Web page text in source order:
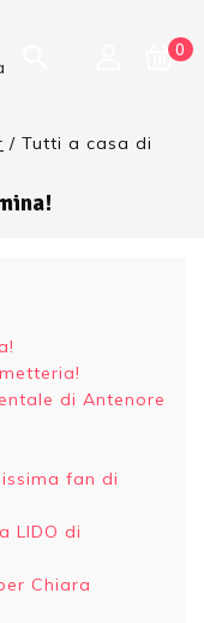
0
/ Tutti a casa di
di Antenore
fan di
LIDO di
Chiara